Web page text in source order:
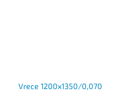
Vrece 1200x1350/0,070